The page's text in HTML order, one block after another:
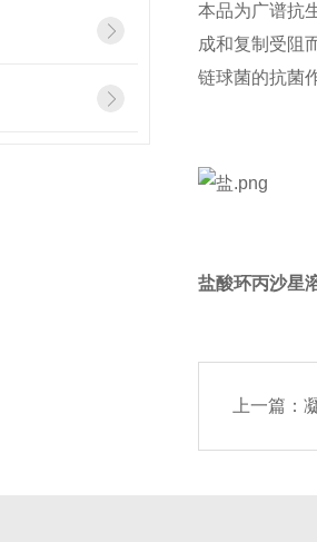
本品为广谱抗
成和复制受阻
链球菌的抗菌
盐酸环丙沙星
上一篇：